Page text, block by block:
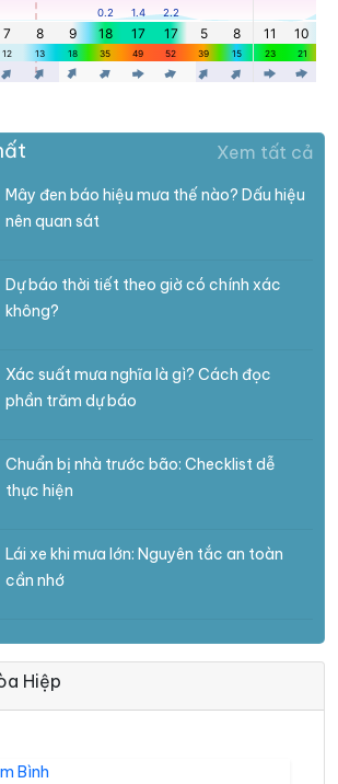
Xem tất cả
Mây đen báo hiệu mưa thế nào? Dấu hiệu
nên quan sát
Dự báo thời tiết theo giờ có chính xác
không?
Xác suất mưa nghĩa là gì? Cách đọc
phần trăm dự báo
Chuẩn bị nhà trước bão: Checklist dễ
thực hiện
Lái xe khi mưa lớn: Nguyên tắc an toàn
cần nhớ
Hiệp
Bình